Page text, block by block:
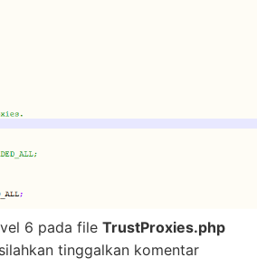
6 pada file TrustProxies.php
tinggalkan komentar